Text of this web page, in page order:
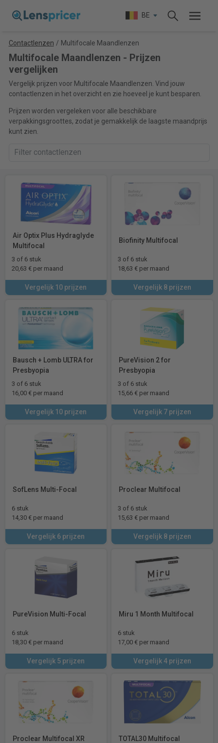
BE
Contactlenzen / Multifocale Maandlenzen
Multifocale Maandlenzen - Prijzen
vergelijken
Vergelijk prijzen voor Multifocale Maandlenzen. Vind jouw
contactlenzen in het overzicht en zie hoeveel je kunt besparen.
Prijzen worden vergeleken voor alle beschikbare
verpakkingsgroottes, zodat je gemakkelijk de laagste maandprijs
kunt zien.
Air Optix Plus Hydraglyde
Multifocal
3 of 6 stuk
20,63 € per maand
Vergelijk 10 prijzen
Biofinity Multifocal
3 of 6 stuk
18,63 € per maand
Vergelijk 8 prijzen
Bausch + Lomb ULTRA for
Presbyopia
3 of 6 stuk
16,00 € per maand
Vergelijk 10 prijzen
PureVision 2 for
Presbyopia
3 of 6 stuk
15,66 € per maand
Vergelijk 7 prijzen
SofLens Multi-Focal
6 stuk
14,30 € per maand
Vergelijk 6 prijzen
Proclear Multifocal
3 of 6 stuk
15,63 € per maand
Vergelijk 8 prijzen
PureVision Multi-Focal
6 stuk
18,30 € per maand
Vergelijk 5 prijzen
Miru 1 Month Multifocal
6 stuk
17,00 € per maand
Vergelijk 4 prijzen
Proclear Multifocal XR TOTAL30 Multifocal